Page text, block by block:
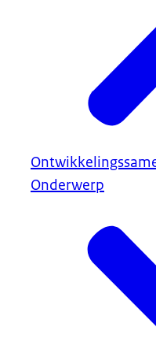
Onderwerp